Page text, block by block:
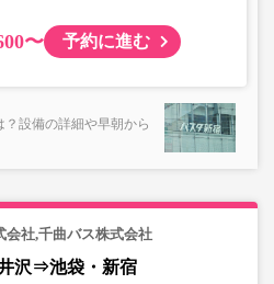
〜 予約に進む
設備の詳細や早朝から
会社,千曲バス株式会社
沢⇒池袋・新宿